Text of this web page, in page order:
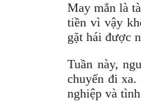
May mắn là
tiền vì vậy
gặt hái được
Tuần này,
chuyến đi xa.
nghiệp và